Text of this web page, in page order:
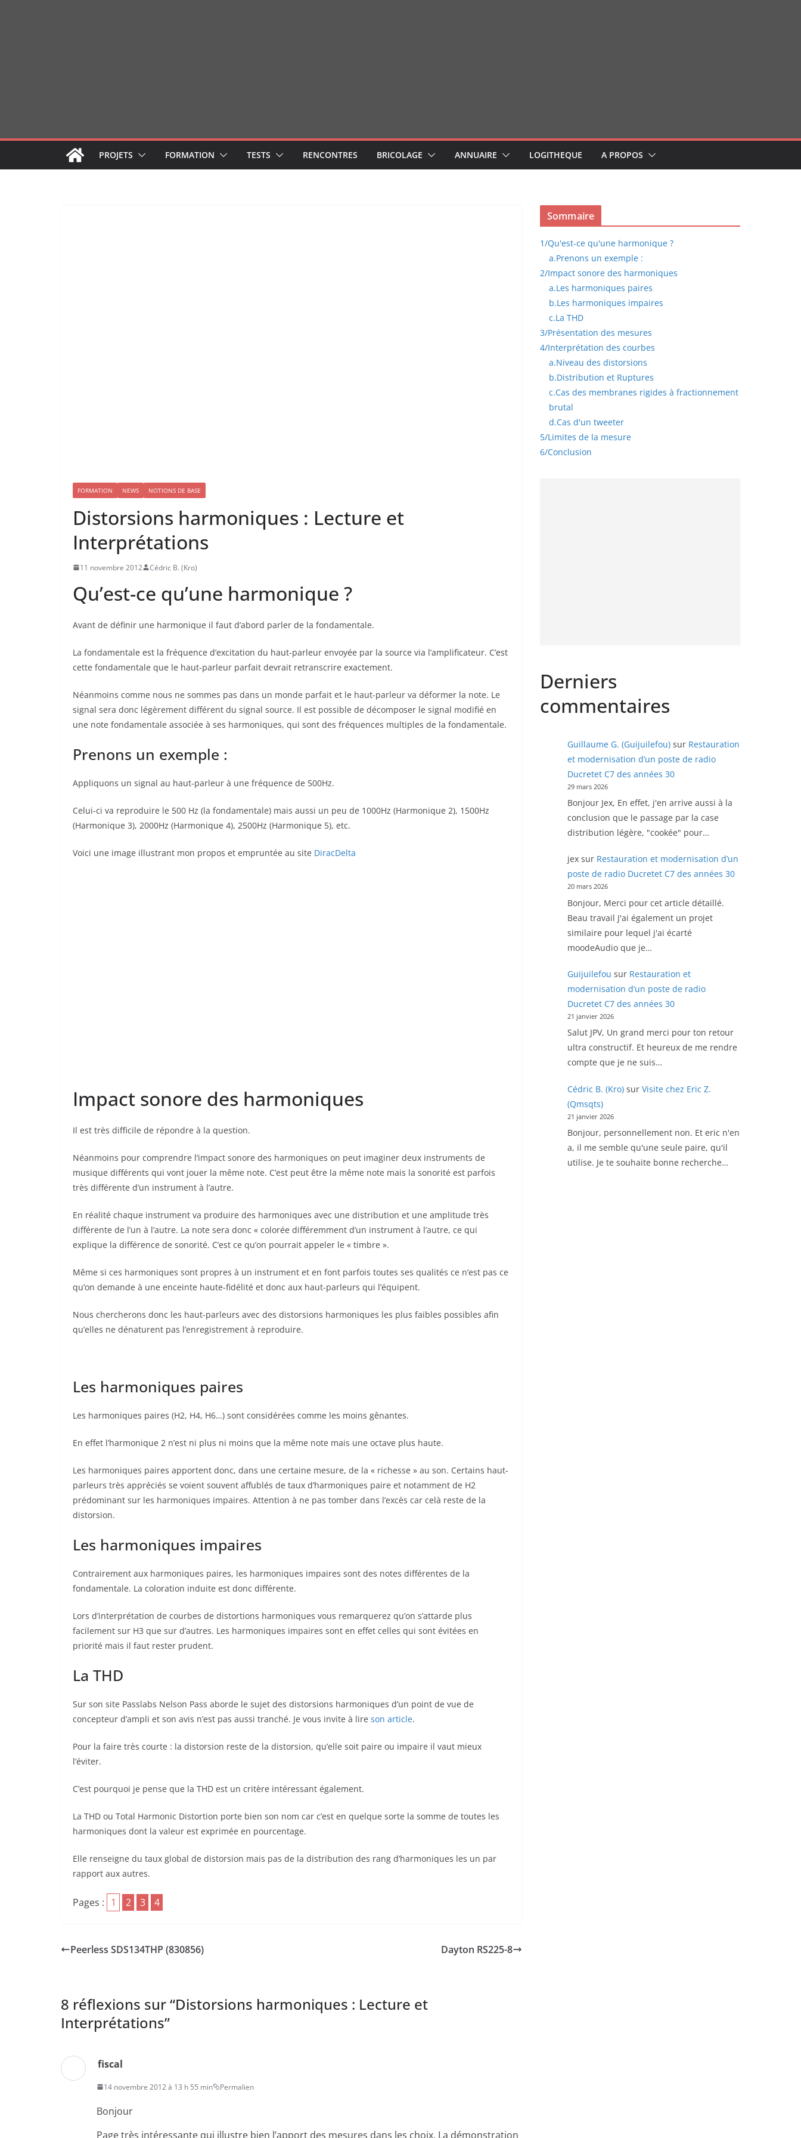
PROJETS FORMATION TESTS RENCONTRES BRICOLAGE ANNUAIRE LOGITHEQUE A PROPOS
FORMATION NEWS NOTIONS DE BASE
Distorsions harmoniques : Lecture et
Interprétations
11 novembre 2012 Cédric B. (Kro)
Qu’est-ce qu’une harmonique ?
Avant de définir une harmonique il faut d’abord parler de la fondamentale.
La fondamentale est la fréquence d’excitation du haut-parleur envoyée par la source via l’amplificateur. C’est
cette fondamentale que le haut-parleur parfait devrait retranscrire exactement.
Néanmoins comme nous ne sommes pas dans un monde parfait et le haut-parleur va déformer la note. Le
signal sera donc légèrement différent du signal source. Il est possible de décomposer le signal modifié en
une note fondamentale associée à ses harmoniques, qui sont des fréquences multiples de la fondamentale.
Prenons un exemple :
Appliquons un signal au haut-parleur à une fréquence de 500Hz.
Celui-ci va reproduire le 500 Hz (la fondamentale) mais aussi un peu de 1000Hz (Harmonique 2), 1500Hz
(Harmonique 3), 2000Hz (Harmonique 4), 2500Hz (Harmonique 5), etc.
Voici une image illustrant mon propos et empruntée au site DiracDelta
Impact sonore des harmoniques
Il est très difficile de répondre à la question.
Néanmoins pour comprendre l’impact sonore des harmoniques on peut imaginer deux instruments de
musique différents qui vont jouer la même note. C’est peut être la même note mais la sonorité est parfois
très différente d’un instrument à l’autre.
En réalité chaque instrument va produire des harmoniques avec une distribution et une amplitude très
différente de l’un à l’autre. La note sera donc « colorée différemment d’un instrument à l’autre, ce qui
explique la différence de sonorité. C’est ce qu’on pourrait appeler le « timbre ».
Même si ces harmoniques sont propres à un instrument et en font parfois toutes ses qualités ce n’est pas ce
qu’on demande à une enceinte haute-fidélité et donc aux haut-parleurs qui l’équipent.
Nous chercherons donc les haut-parleurs avec des distorsions harmoniques les plus faibles possibles afin
qu’elles ne dénaturent pas l’enregistrement à reproduire.
Les harmoniques paires
Les harmoniques paires (H2, H4, H6…) sont considérées comme les moins gênantes.
En effet l’harmonique 2 n’est ni plus ni moins que la même note mais une octave plus haute.
Les harmoniques paires apportent donc, dans une certaine mesure, de la « richesse » au son. Certains haut-
parleurs très appréciés se voient souvent affublés de taux d’harmoniques paire et notamment de H2
prédominant sur les harmoniques impaires. Attention à ne pas tomber dans l’excès car celà reste de la
distorsion.
Les harmoniques impaires
Contrairement aux harmoniques paires, les harmoniques impaires sont des notes différentes de la
fondamentale. La coloration induite est donc différente.
Lors d’interprétation de courbes de distortions harmoniques vous remarquerez qu’on s’attarde plus
facilement sur H3 que sur d’autres. Les harmoniques impaires sont en effet celles qui sont évitées en
priorité mais il faut rester prudent.
La THD
Sur son site Passlabs Nelson Pass aborde le sujet des distorsions harmoniques d’un point de vue de
concepteur d’ampli et son avis n’est pas aussi tranché. Je vous invite à lire son article.
Pour la faire très courte : la distorsion reste de la distorsion, qu’elle soit paire ou impaire il vaut mieux
l’éviter.
C’est pourquoi je pense que la THD est un critère intéressant également.
La THD ou Total Harmonic Distortion porte bien son nom car c’est en quelque sorte la somme de toutes les
harmoniques dont la valeur est exprimée en pourcentage.
Elle renseigne du taux global de distorsion mais pas de la distribution des rang d’harmoniques les un par
rapport aux autres.
Pages : 1 2 3 4
Peerless SDS134THP (830856) Dayton RS225-8
8 réflexions sur “Distorsions harmoniques : Lecture et
Interprétations”
fiscal
14 novembre 2012 à 13 h 55 min Permalien
Bonjour
Page très intéressante qui illustre bien l’apport des mesures dans les choix. La démonstration
Sommaire
1/Qu'est-ce qu'une harmonique ?
a.Prenons un exemple :
2/Impact sonore des harmoniques
a.Les harmoniques paires
b.Les harmoniques impaires
c.La THD
3/Présentation des mesures
4/Interprétation des courbes
a.Niveau des distorsions
b.Distribution et Ruptures
c.Cas des membranes rigides à fractionnement
brutal
d.Cas d'un tweeter
5/Limites de la mesure
6/Conclusion
Derniers
commentaires
Guillaume G. (Guijuilefou)sur Restauration
et modernisation d’un poste de radio
Ducretet C7 des années 30
29 mars 2026
Bonjour Jex, En effet, j'en arrive aussi à la
conclusion que le passage par la case
distribution légère, "cookée" pour…
jexsur Restauration et modernisation d’un
poste de radio Ducretet C7 des années 30
20 mars 2026
Bonjour, Merci pour cet article détaillé.
Beau travail J'ai également un projet
similaire pour lequel j'ai écarté
moodeAudio que je…
Guijuilefou sur Restauration et
modernisation d’un poste de radio
Ducretet C7 des années 30
21 janvier 2026
Salut JPV, Un grand merci pour ton retour
ultra constructif. Et heureux de me rendre
compte que je ne suis…
Cédric B. (Kro)sur Visite chez Eric Z.
(Qmsqts)
21 janvier 2026
Bonjour, personnellement non. Et eric n'en
a, il me semble qu'une seule paire, qu'il
utilise. Je te souhaite bonne recherche…